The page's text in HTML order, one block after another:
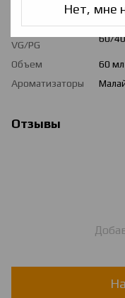
Нет, мне
производитель
VG/PG
60/40
Объем
60 мл
Ароматизаторы
Отзывы